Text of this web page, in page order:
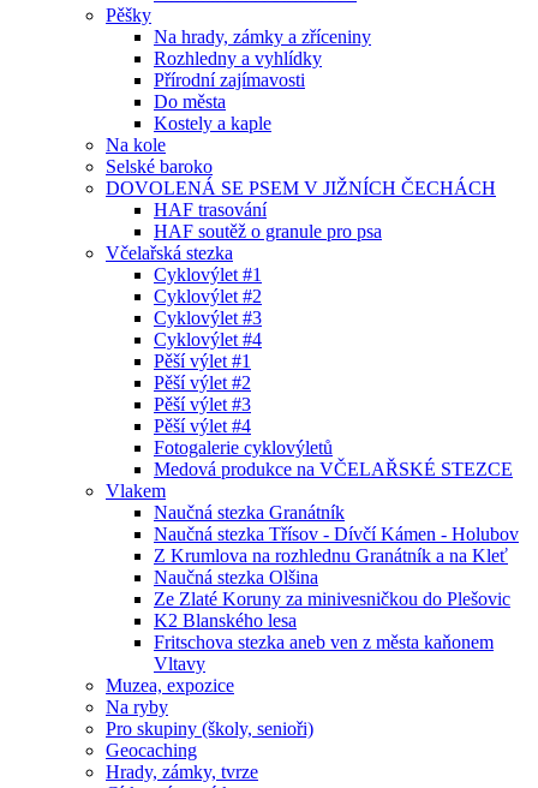
Pěšky
Na hrady, zámky a zříceniny
Rozhledny a vyhlídky
Přírodní zajímavosti
Do města
Kostely a kaple
Na kole
Selské baroko
DOVOLENÁ SE PSEM V JIŽNÍCH ČECHÁCH
HAF trasování
HAF soutěž o granule pro psa
Včelařská stezka
Cyklovýlet #1
Cyklovýlet #2
Cyklovýlet #3
Cyklovýlet #4
Pěší výlet #1
Pěší výlet #2
Pěší výlet #3
Pěší výlet #4
Fotogalerie cyklovýletů
Medová produkce na VČELAŘSKÉ STEZCE
Vlakem
Naučná stezka Granátník
Naučná stezka Třísov - Dívčí Kámen - Holubov
Z Krumlova na rozhlednu Granátník a na Kleť
Naučná stezka Olšina
Ze Zlaté Koruny za minivesničkou do Plešovic
K2 Blanského lesa
Fritschova stezka aneb ven z města kaňonem
Vltavy
Muzea, expozice
Na ryby
Pro skupiny (školy, senioři)
Geocaching
Hrady, zámky, tvrze